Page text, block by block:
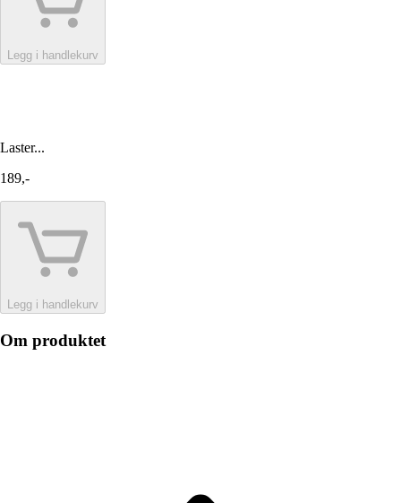
Legg i handlekurv
Laster...
189,-
Legg i handlekurv
Om produktet